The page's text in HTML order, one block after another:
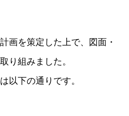
画を策定した上で、図面・
り組みました。
以下の通りです。